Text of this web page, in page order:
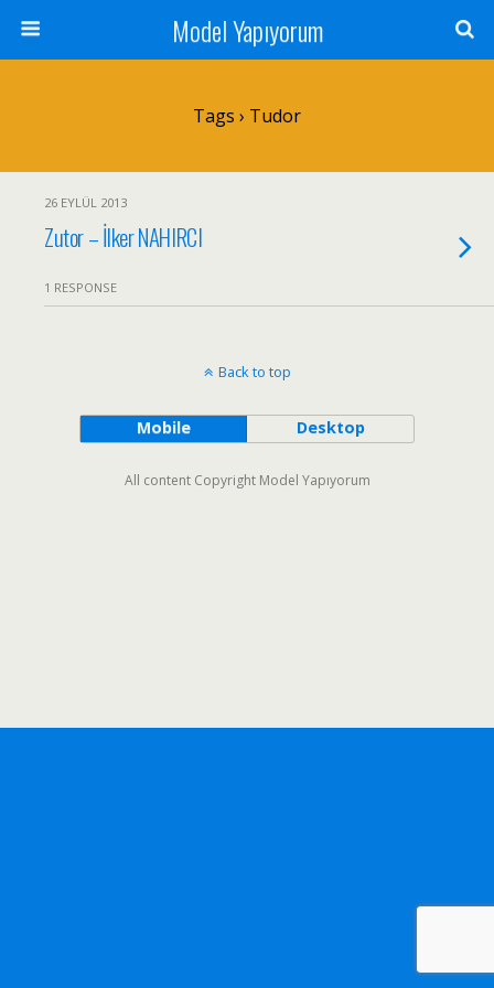
Model Yapıyorum
Tags › Tudor
26 EYLÜL 2013
Zutor – İlker NAHIRCI
1 RESPONSE
Back to top
Mobile Desktop
All content Copyright Model Yapıyorum